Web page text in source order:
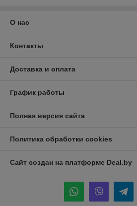
О нас
Контакты
Доставка и оплата
График работы
Полная версия сайта
Политика обработки cookies
Сайт создан на платформе Deal.by